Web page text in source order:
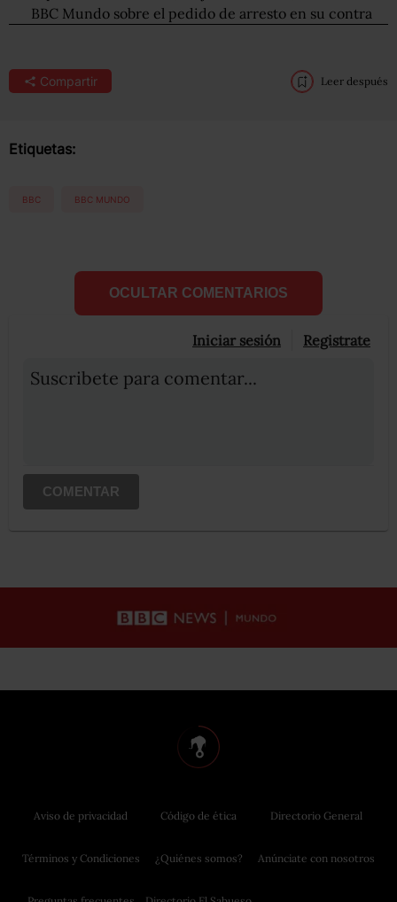
BBC Mundo sobre el pedido de arresto en su contra
Compartir Leer después
Etiquetas:
BBC BBC MUNDO
OCULTAR COMENTARIOS
Iniciar sesión Registrate
Suscribete para comentar...
COMENTAR
Aviso de privacidad
Términos y Condiciones
Código de ética
¿Quiénes somos?
Directorio General
Anúnciate con nosotros